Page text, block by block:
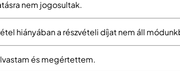
nem jogosultak.
hiányában a részvételi díjat nem áll
és megértettem.